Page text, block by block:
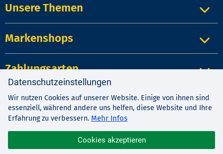
Unsere Themen
Markenshops
Zahlungsarten
Impressum| Kontakt| Datenschutz
| Widerrufsrecht
Datenschutzeinstellungen
Wir nutzen Cookies auf unserer Website. Einige von ihnen sind
essenziell, während andere uns helfen, diese Website und Ihre
Erfahrung zu verbessern. Mehr Infos
Cookies akzeptieren